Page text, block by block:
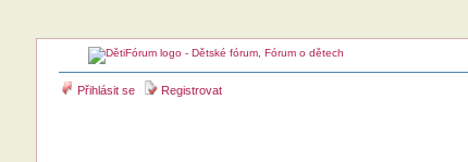
Přihlásit se Registrovat